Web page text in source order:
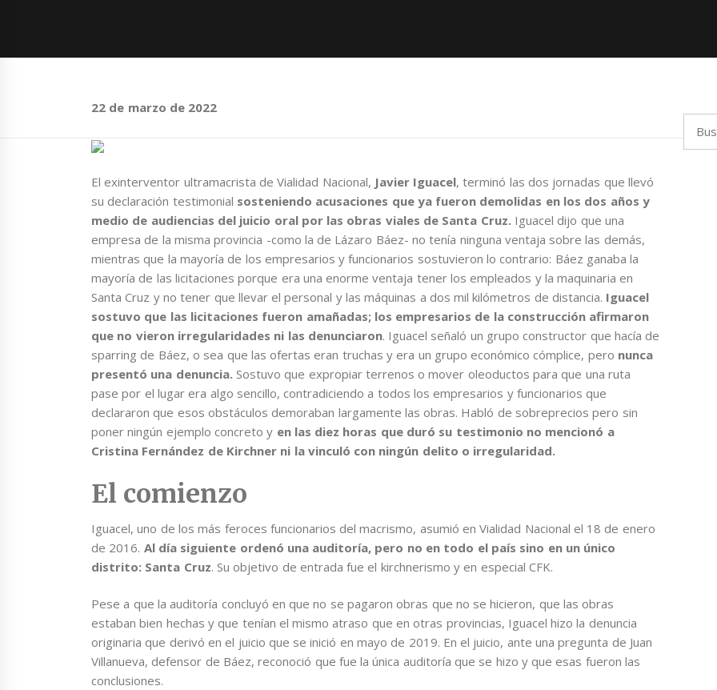
22 de marzo de 2022
El exinterventor ultramacrista de Vialidad Nacional, Javier Iguacel, terminó las dos jornadas que llevó
su declaración testimonial sosteniendo acusaciones que ya fueron demolidas en los dos años y
medio de audiencias del juicio oral por las obras viales de Santa Cruz. Iguacel dijo que una
empresa de la misma provincia -como la de Lázaro Báez- no tenía ninguna ventaja sobre las demás,
mientras que la mayoría de los empresarios y funcionarios sostuvieron lo contrario: Báez ganaba la
mayoría de las licitaciones porque era una enorme ventaja tener los empleados y la maquinaria en
Santa Cruz y no tener que llevar el personal y las máquinas a dos mil kilómetros de distancia. Iguacel
sostuvo que las licitaciones fueron amañadas; los empresarios de la construcción afirmaron
que no vieron irregularidades ni las denunciaron. Iguacel señaló un grupo constructor que hacía de
sparring de Báez, o sea que las ofertas eran truchas y era un grupo económico cómplice, pero nunca
presentó una denuncia. Sostuvo que expropiar terrenos o mover oleoductos para que una ruta
pase por el lugar era algo sencillo, contradiciendo a todos los empresarios y funcionarios que
declararon que esos obstáculos demoraban largamente las obras. Habló de sobreprecios pero sin
poner ningún ejemplo concreto y en las diez horas que duró su testimonio no mencionó a
Cristina Fernández de Kirchner ni la vinculó con ningún delito o irregularidad.
El comienzo
Iguacel, uno de los más feroces funcionarios del macrismo, asumió en Vialidad Nacional el 18 de enero
de 2016. Al día siguiente ordenó una auditoría, pero no en todo el país sino en un único
distrito: Santa Cruz. Su objetivo de entrada fue el kirchnerismo y en especial CFK.
Pese a que la auditoría concluyó en que no se pagaron obras que no se hicieron, que las obras
estaban bien hechas y que tenían el mismo atraso que en otras provincias, Iguacel hizo la denuncia
originaria que derivó en el juicio que se inició en mayo de 2019. En el juicio, ante una pregunta de Juan
Villanueva, defensor de Báez, reconoció que fue la única auditoría que se hizo y que esas fueron las
conclusiones.